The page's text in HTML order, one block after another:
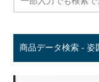
商品データ検索 - 姿